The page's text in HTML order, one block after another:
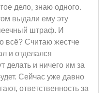
дело, знаю одного.
выдали ему эту
штраф. И
всё? Считаю жестче
и отделался
делать и ничего им за
Сейчас уже давно
ответственность за